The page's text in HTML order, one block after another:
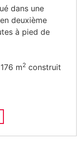
dans une
deuxième
à pied de
176 m2 construit